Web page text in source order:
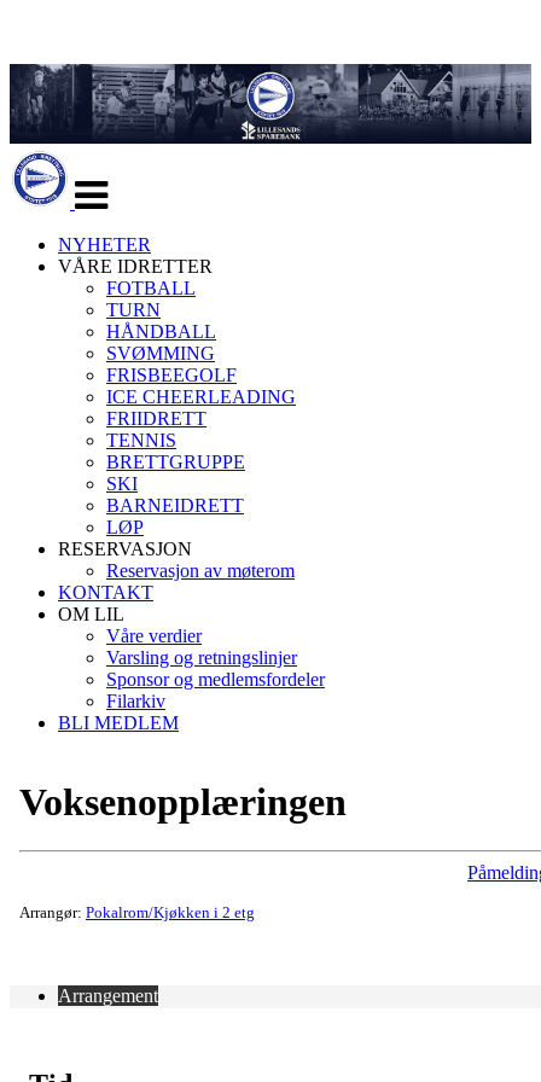
navigasjon
NYHETER
VÅRE IDRETTER
FOTBALL
TURN
HÅNDBALL
SVØMMING
FRISBEEGOLF
ICE CHEERLEADING
FRIIDRETT
TENNIS
BRETTGRUPPE
SKI
BARNEIDRETT
LØP
RESERVASJON
Reservasjon av møterom
KONTAKT
OM LIL
Våre verdier
Varsling og retningslinjer
Sponsor og medlemsfordeler
Filarkiv
BLI MEDLEM
Voksenopplæringen
Arrangør: Pokalrom/Kjøkken i 2 etg
Arrangement